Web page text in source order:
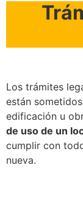
Los trámites
están
edificación u
de uso de un
cumplir con
nueva.